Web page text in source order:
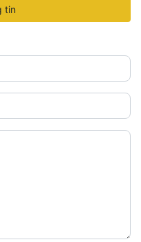
tin